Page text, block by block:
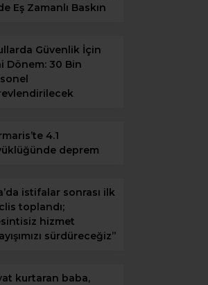
Eş Zamanlı Baskın
Güvenlik İçin
Dönem: 30 Bin
4.1
deprem
istifalar sonrası ilk
toplandı;
hizmet
sürdüreceğiz”
kurtaran baba,